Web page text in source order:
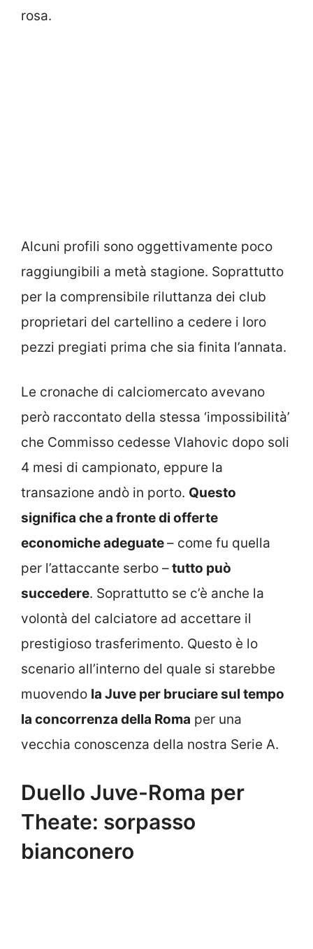
rosa.
Alcuni profili sono oggettivamente poco
raggiungibili a metà stagione. Soprattutto
per la comprensibile riluttanza dei club
proprietari del cartellino a cedere i loro
pezzi pregiati prima che sia finita l’annata.
Le cronache di calciomercato avevano
però raccontato della stessa ‘impossibilità’
che Commisso cedesse Vlahovic dopo soli
4 mesi di campionato, eppure la
transazione andò in porto. Questo
significa che a fronte di offerte
economiche adeguate– come fu quella
per l’attaccante serbo –tutto può
succedere. Soprattutto se c’è anche la
volontà del calciatore ad accettare il
prestigioso trasferimento. Questo è lo
scenario all’interno del quale si starebbe
muovendo la Juve per bruciare sul tempo
la concorrenza della Roma per una
vecchia conoscenza della nostra Serie A.
Duello Juve-Roma per
Theate: sorpasso
bianconero